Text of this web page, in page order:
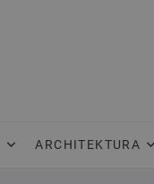
ARCHITEKTURA